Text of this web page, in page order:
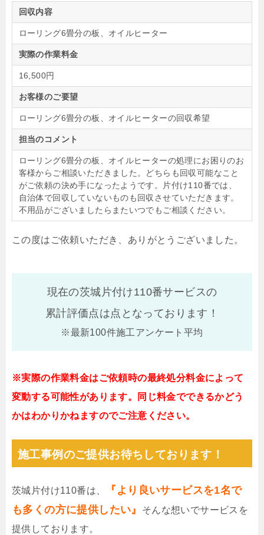
回収内容
ローリング6畳分の板、オイルヒーター
実際の作業料金
16,500円
お客様のご要望
ローリング6畳分の板、オイルヒーターの回収希望
担当のコメント
ローリング6畳分の板、オイルヒーターの処理にお困りのお
客様からご相談いただきました。どちらも回収可能なこと
がご依頼の決め手になったようです。片付け110番では、
自治体で回収していないものも回収させていただきます。
不用品がございましたらまたいつでもご相談ください。
この度はご依頼いただき、ありがとうございました。
現在の茨城片付け110番サービスの
累計評価点は点となっております！
※最新100件施工アンケート平均
※実際の作業料金はご依頼時の最終処分料金によって
変動する可能性があります。同じ料金でできるかどう
かはわかりかねますのでご注意ください。
施工事例のご提供お待ちしております！
茨城片付け110番は、
『より良いサービスを1名で
も多くの方に提供したい』
そんな想いでサービスを
提供しております。